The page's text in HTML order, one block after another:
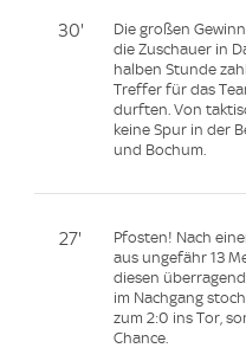
30'
Die großen
die Zuschauer in
halben Stunde
Treffer für das
durften. Von
keine Spur in der
und Bochum.
27'
Pfosten! Nach
aus ungefähr 13
diesen
im Nachgang
zum 2:0 ins Tor,
Chance.